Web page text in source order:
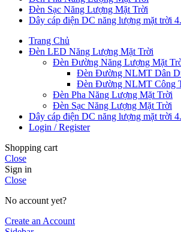
Đèn Sạc Năng Lượng Mặt Trời
Dây cáp điện DC năng lượng mặt trời
Trang Chủ
Đèn LED Năng Lượng Mặt Trời
Đèn Đường Năng Lượng Mặt
Đèn Đường NLMT Dân
Đèn Đường NLMT Công
Đèn Pha Năng Lượng Mặt Trời
Đèn Sạc Năng Lượng Mặt Trời
Dây cáp điện DC năng lượng mặt trời
Login / Register
Shopping cart
Close
Sign in
Close
No account yet?
Create an Account